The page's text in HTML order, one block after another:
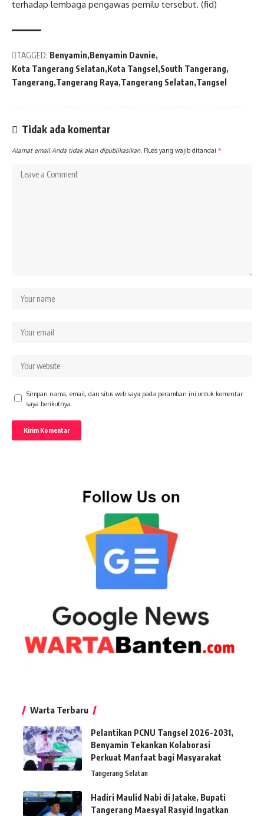
terhadap lembaga pengawas pemilu tersebut. (fid)
TAGGED: Benyamin Benyamin Davnie
Kota Tangerang Selatan Kota Tangsel South Tangerang
Tangerang Tangerang Raya Tangerang Selatan Tangsel
Tidak ada komentar
Alamat email Anda tidak akan dipublikasikan. Ruas yang wajib ditandai *
Simpan nama, email, dan situs web saya pada peramban ini untuk komentar
saya berikutnya.
Warta Terbaru
Pelantikan PCNU Tangsel 2026-2031,
Benyamin Tekankan Kolaborasi
Perkuat Manfaat bagi Masyarakat
Tangerang Selatan
Hadiri Maulid Nabi di Jatake, Bupati
Tangerang Maesyal Rasyid Ingatkan